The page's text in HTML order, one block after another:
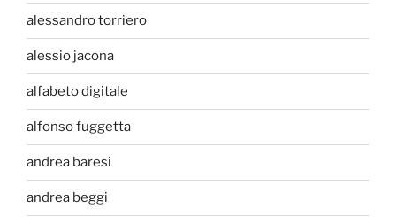
alessandro torriero
alessio jacona
alfabeto digitale
alfonso fuggetta
andrea baresi
andrea beggi